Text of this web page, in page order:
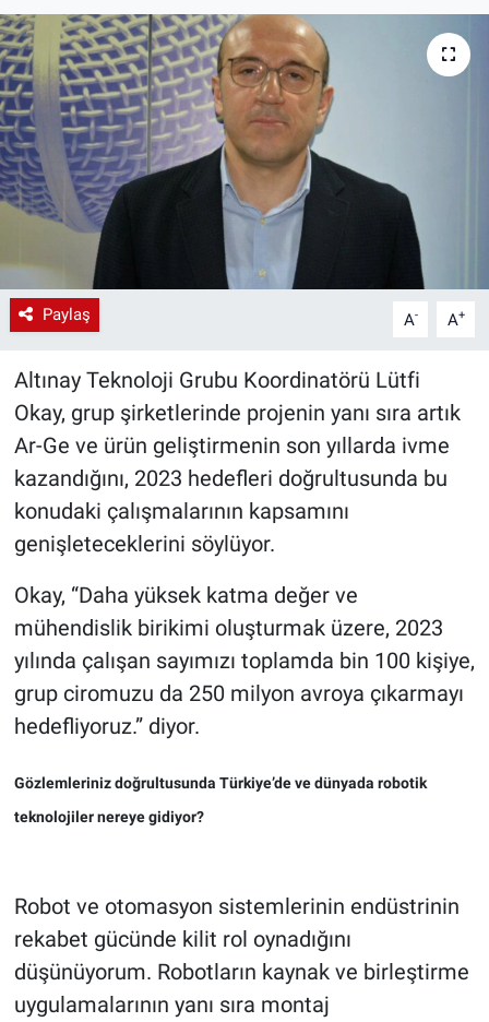
Paylaş A- A+
Altınay Teknoloji Grubu Koordinatörü Lütfi
Okay, grup şirketlerinde projenin yanı sıra artık
Ar-Ge ve ürün geliştirmenin son yıllarda ivme
kazandığını, 2023 hedefleri doğrultusunda bu
konudaki çalışmalarının kapsamını
genişleteceklerini söylüyor.
Okay, “Daha yüksek katma değer ve
mühendislik birikimi oluşturmak üzere, 2023
yılında çalışan sayımızı toplamda bin 100 kişiye,
grup ciromuzu da 250 milyon avroya çıkarmayı
hedefliyoruz.” diyor.
Gözlemleriniz doğrultusunda Türkiye’de ve dünyada robotik
teknolojiler nereye gidiyor?
Robot ve otomasyon sistemlerinin endüstrinin
rekabet gücünde kilit rol oynadığını
düşünüyorum. Robotların kaynak ve birleştirme
uygulamalarının yanı sıra montaj
Ağır Sanayi Çözümleri